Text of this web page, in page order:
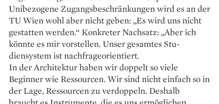
Unibezogene Zugangsbeschränkungen wird es an der
TU Wien wohl aber nicht geben: „Es wird uns nicht
gestatten werden.“ Konkreter Nachsatz: „Aber ich
könnte es mir vorstellen. Unser gesamtes Stu­
diensystem ist nachfrageorientiert.
In der Architektur haben wir doppelt so viele
Beginner wie Ressourcen. Wir sind nicht einfach so in
der Lage, Ressourcen zu verdoppeln. Deshalb